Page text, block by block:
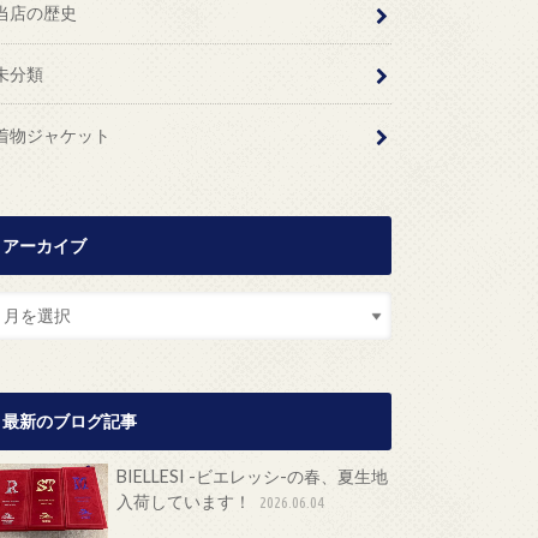
店の歴史
分類
物ジャケット
アーカイブ
最新のブログ記事
BIELLESI -ビエレッシ-の春、夏生地
入荷しています！
2026.06.04